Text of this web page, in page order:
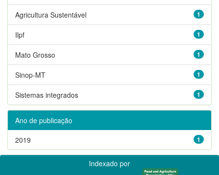
1
Agricultura Sustentável
1
Ilpf
1
Mato Grosso
1
Sinop-MT
1
Sistemas integrados
Ano de publicação
1
2019
Indexado por